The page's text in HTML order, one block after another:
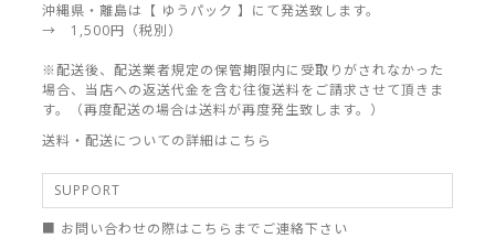
沖縄県・離島は【 ゆうパック 】にて発送致します。
→ 1,500円（税別）
※配送後、配送業者規定の保管期限内に受取りがされなかった
場合、当店への返送代金を含む往復送料をご請求させて頂きま
す。（再度配送の場合は送料が再度発生致します。）
送料・配送についての詳細はこちら
SUPPORT
■ お問い合わせの際はこちらまでご連絡下さい